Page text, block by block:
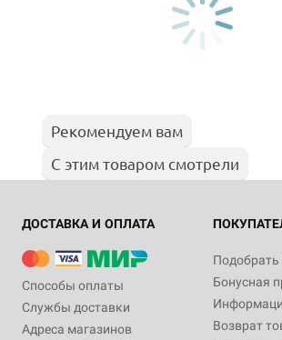
Рекомендуем вам
С этим товаром смотрели
ДОСТАВКА И ОПЛАТА
Способы оплаты
Службы доставки
Адреса магазинов
Подобрать
Бонусная
Возврат